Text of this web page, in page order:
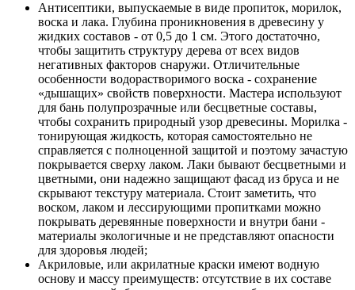
Антисептики, выпускаемые в виде пропиток, морилок,
воска и лака. Глубина проникновения в древесину у
жидких составов - от 0,5 до 1 см. Этого достаточно,
чтобы защитить структуру дерева от всех видов
негативных факторов снаружи. Отличительные
особенности водорастворимого воска - сохранение
«дышащих» свойств поверхности. Мастера используют
для бань полупрозрачные или бесцветные составы,
чтобы сохранить природный узор древесины. Морилка -
тонирующая жидкость, которая самостоятельно не
справляется с полноценной защитой и поэтому зачастую
покрывается сверху лаком. Лаки бывают бесцветными и
цветными, они надежно защищают фасад из бруса и не
скрывают текстуру материала. Стоит заметить, что
воском, лаком и лессирующими пропитками можно
покрывать деревянные поверхности и внутри бани -
материалы экологичные и не представляют опасности
для здоровья людей;
Акриловые, или акрилатные краски имеют водную
основу и массу преимуществ: отсутствие в их составе